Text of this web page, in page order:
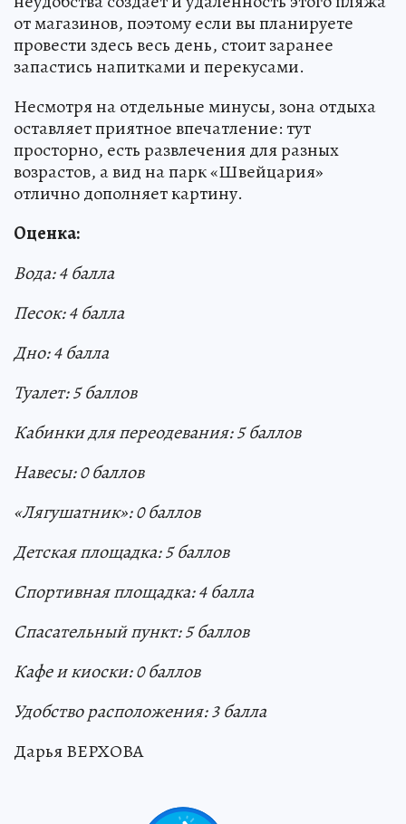
от магазинов, поэтому если вы планируете
провести здесь весь день, стоит заранее
запастись напитками и перекусами.
Несмотря на отдельные минусы, зона отдыха
оставляет приятное впечатление: тут
просторно, есть развлечения для разных
возрастов, а вид на парк «Швейцария»
отлично дополняет картину.
Оценка:
Вода: 4 балла
Песок: 4 балла
Дно: 4 балла
Туалет:5 баллов
Кабинки для переодевания: 5 баллов
Навесы:0 баллов
«Лягушатник»:0 баллов
Детская площадка: 5 баллов
Спортивная площадка: 4 балла
Спасательный пункт: 5 баллов
Кафе и киоски:0 баллов
Удобство расположения:3 балла
Дарья ВЕРХОВА